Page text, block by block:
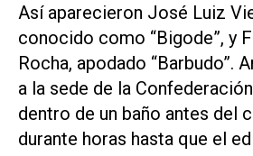
Así aparecieron José Luiz
conocido como “Bigode”, y
Rocha, apodado “Barbudo”.
a la sede de la
dentro de un baño antes del
durante horas hasta que el